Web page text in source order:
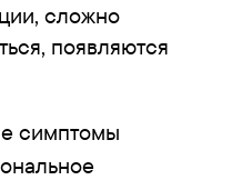
сложно
появляются
симптомы